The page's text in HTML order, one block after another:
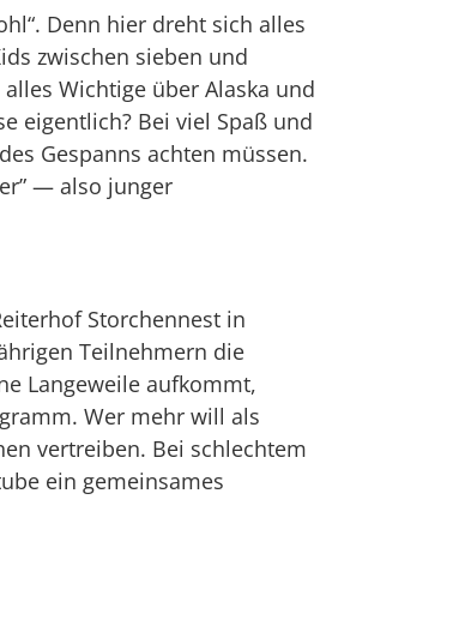
Denn hier dreht sich alles
zwischen sieben und
Wichtige über Alaska und
eigentlich? Bei viel Spaß und
Gespanns achten müssen.
— also junger
Storchennest in
Teilnehmern die
Langeweile aufkommt,
Wer mehr will als
vertreiben. Bei schlechtem
ein gemeinsames